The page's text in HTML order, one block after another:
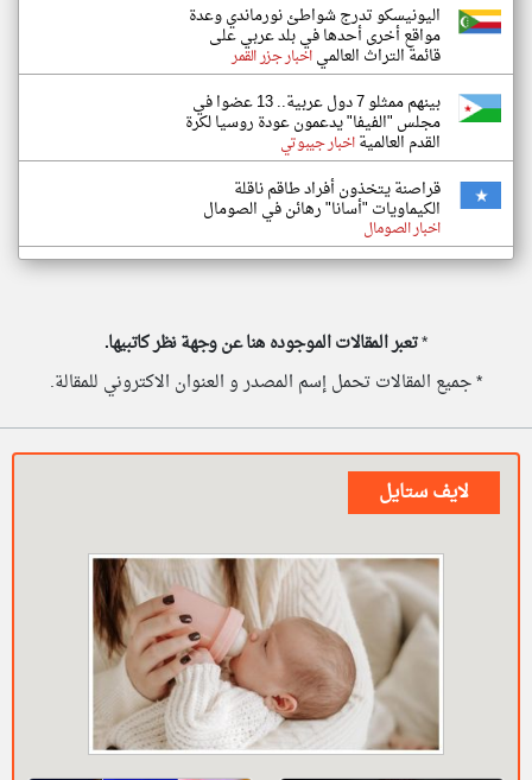
اليونيسكو تدرج شواطئ نورماندي وعدة
مواقع أخرى أحدها في بلد عربي على
قائمة التراث العالمياخبار جزر القمر
بينهم ممثلو 7 دول عربية.. 13 عضوا في
مجلس "الفيفا" يدعمون عودة روسيا لكرة
القدم العالميةاخبار جيبوتي
قراصنة يتخذون أفراد طاقم ناقلة
الكيماويات "أسانا" رهائن في الصومال
اخبار الصومال
*تعبر المقالات الموجوده هنا عن وجهة نظر كاتبيها.
* جميع المقالات تحمل إسم المصدر و العنوان الاكتروني للمقالة.
لايف ستايل